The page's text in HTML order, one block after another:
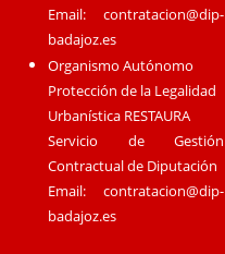
Email:contratacion@dip-
badajoz.es
Organismo Autónomo
Protección de la Legalidad
Urbanística RESTAURA
Servicio de Gestión
Contractual de Diputación
Email:contratacion@dip-
badajoz.es